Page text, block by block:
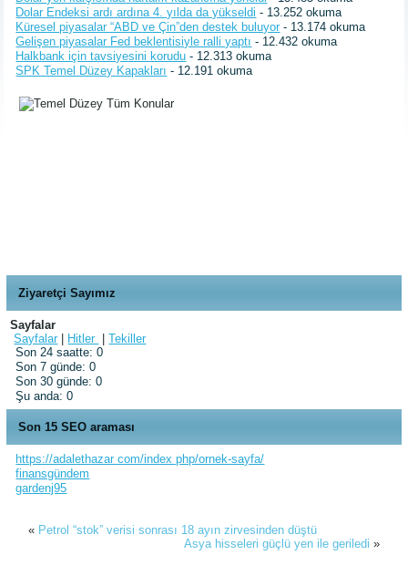
Dolar Endeksi ardı ardına 4. yılda da yükseldi - 13.252 okuma
Küresel piyasalar “ABD ve Çin”den destek buluyor - 13.174 okuma
Gelişen piyasalar Fed beklentisiyle ralli yaptı - 12.432 okuma
Halkbank için tavsiyesini korudu - 12.313 okuma
SPK Temel Düzey Kapakları - 12.191 okuma
SPK gayrı menkul
dergerleme2
SPK Bağımsız Denetim
Lisanslama Kitapları5
SPK gayrı menkul
dergerleme4
k10
k05
k09SPK Temel Düzey Lisanslama5
SPK Temel Düzey Lisanslama12
Temel Düzey Tüm Konular
Ziyaretçi Sayımız
Sayfalar
Sayfalar
Hitler
Tekiller
Son 24 saatte:0
Son 7 günde:0
Son 30 günde:0
Şu anda: 0
Son 15 SEO araması
https://adalethazar com/index php/ornek-sayfa/
finansgündem
gardenj95
« Petrol “stok” verisi sonrası 18 ayın zirvesinden düştü
Asya hisseleri güçlü yen ile geriledi »